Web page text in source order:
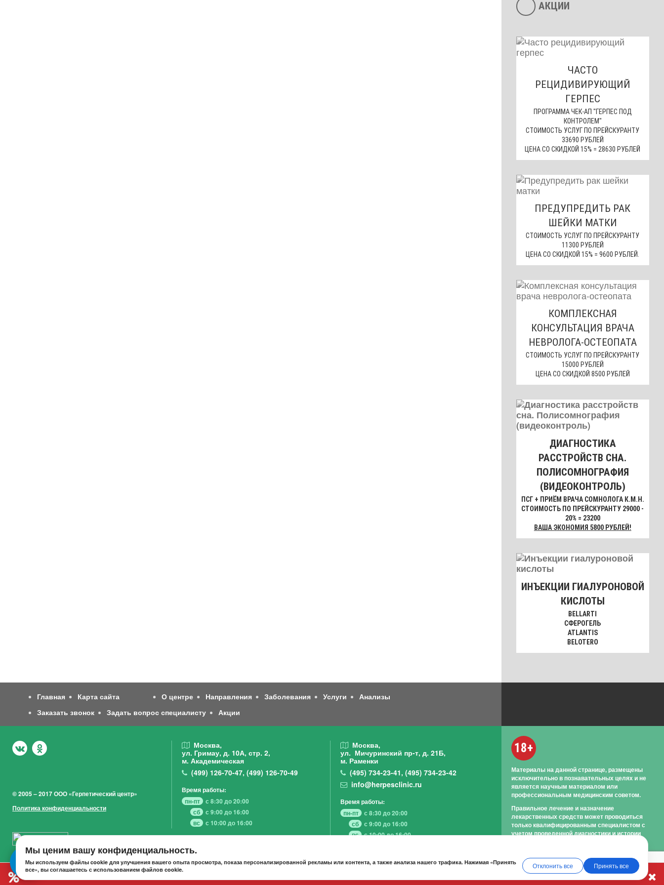
АКЦИИ
ЧАСТО
РЕЦИДИВИРУЮЩИЙ
ГЕРПЕС
ПРОГРАММА ЧЕК-АП "ГЕРПЕС ПОД
КОНТРОЛЕМ"
СТОИМОСТЬ УСЛУГ ПО ПРЕЙСКУРАНТУ
33690 РУБЛЕЙ
ЦЕНА СО СКИДКОЙ 15% = 28630 РУБЛЕЙ
ПРЕДУПРЕДИТЬ РАК
ШЕЙКИ МАТКИ
СТОИМОСТЬ УСЛУГ ПО ПРЕЙСКУРАНТУ
11300 РУБЛЕЙ
ЦЕНА СО СКИДКОЙ 15% = 9600 РУБЛЕЙ.
КОМПЛЕКСНАЯ
КОНСУЛЬТАЦИЯ ВРАЧА
НЕВРОЛОГА-ОСТЕОПАТА
СТОИМОСТЬ УСЛУГ ПО ПРЕЙСКУРАНТУ
15000 РУБЛЕЙ
ЦЕНА СО СКИДКОЙ 8500 РУБЛЕЙ
ДИАГНОСТИКА
РАССТРОЙСТВ СНА.
ПОЛИСОМНОГРАФИЯ
(ВИДЕОКОНТРОЛЬ)
ПСГ + ПРИЁМ ВРАЧА СОМНОЛОГА К.М.Н.
СТОИМОСТЬ ПО ПРЕЙСКУРАНТУ 29000 -
20% = 23200
ВАША ЭКОНОМИЯ 5800 РУБЛЕЙ!
ИНЪЕКЦИИ ГИАЛУРОНОВОЙ
КИСЛОТЫ
BELLARTI
СФЕРОГЕЛЬ
ATLANTIS
BELOTERO
Главная Карта сайта О центре Направления Заболевания Услуги
Анализы
Заказать звонок
Задать вопрос специалисту Акции
© 2005 – 2017 ООО «Герпетический центр»
Политика конфиденциальности
Москва,
ул. Гримау, д. 10А, стр. 2,
м. Академическая
(499) 126-70-47, (499) 126-70-49
Время работы:
пн-пт
с 8:30 до 20:00
сб
с 9:00 до 16:00
вс
с 10:00 до 16:00
Москва,
ул. Мичуринский пр-т, д. 21Б,
м. Раменки
(495)734-23-41,(495)734-23-42
info@herpesclinic.ru
Время работы:
пн-пт
с 8:30 до 20:00
сб
с 9:00 до 16:00
вс
с 10:00 до 16:00
18+
Материалы на данной странице, размещены
исключительно в познавательных целях и не
является научным материалом или
профессиональным медицинским советом.
Правильное лечение и назначение
лекарственных средств может проводиться
только квалифицированным специалистом с
учетом проведенной диагностики и истории
Мы ценим вашу конфиденциальность.
Мы используем файлы cookie для улучшения вашего опыта просмотра, показа персонализированной рекламы или контента, а также анализа нашего трафика. Нажимая «Принять
все», вы соглашаетесь с использованием файлов cookie.
Отклонить все Принять все